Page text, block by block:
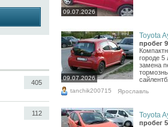
405
112
09.07.2026
09.07.2026
Toyota
пробег
городе 5
замена
tanchik200715 Ярославль
Toyota
пробег